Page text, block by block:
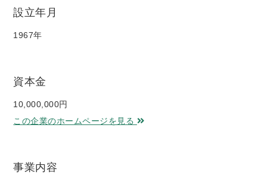
設立年月
1967年
資本金
10,000,000円
この企業のホームページを見る
事業内容